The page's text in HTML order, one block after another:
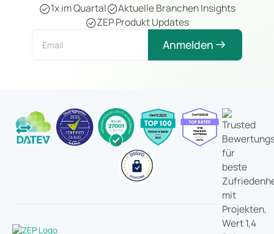
1x im Quartal
Aktuelle Branchen Insights
ZEP Produkt Updates
Anmelden